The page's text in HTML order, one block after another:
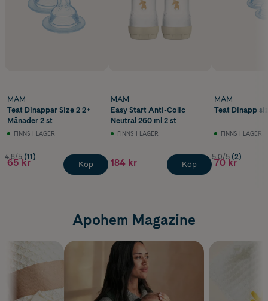
MAM
Teat Dinappar Size 2 2+
Månader 2 st
FINNS I LAGER
4.8/5 (11)
65 kr Köp
MAM
Easy Start Anti-Colic
Neutral 260 ml 2 st
FINNS I LAGER
184 kr Köp
MAM
Teat Dinapp
FINNS I LAGER
5.0/5 (2)
70 kr
Apohem Magazine